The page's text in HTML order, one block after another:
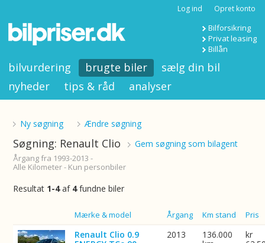
Log ind Opret konto
Bilforsikring
Privat leasing
Billån
bilvurdering brugte biler
sælg din bil
nyheder
tips & råd analyser
Ny søgning Ændre søgning
Søgning: Renault Clio Gem søgning som bilagent
Årgang fra 1993-2013 -
Alle Kilometer - Kun personbiler
Resultat 1-4af 4fundne biler
Mærke & model Årgang Km stand Pris
Renault Clio 0.9
2013
136.000
kr